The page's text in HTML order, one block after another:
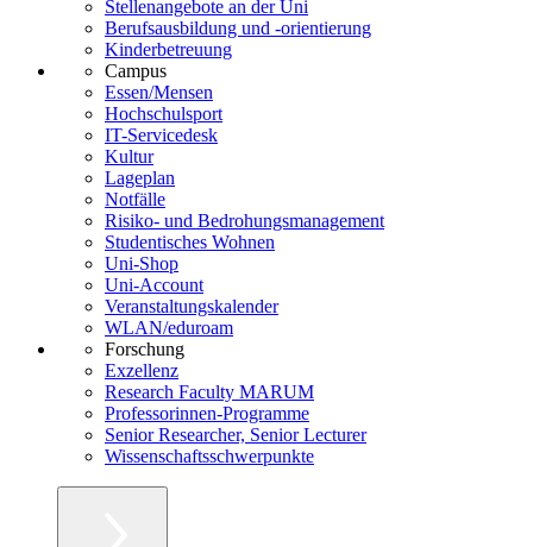
Stellenangebote an der Uni
Berufsausbildung und -orientierung
Kinderbetreuung
Campus
Essen/Mensen
Hochschulsport
IT-Servicedesk
Kultur
Lageplan
Notfälle
Risiko- und Bedrohungsmanagement
Studentisches Wohnen
Uni-Shop
Uni-Account
Veranstaltungskalender
WLAN/eduroam
Forschung
Exzellenz
Research Faculty MARUM
Professorinnen-Programme
Senior Researcher, Senior Lecturer
Wissenschaftsschwerpunkte